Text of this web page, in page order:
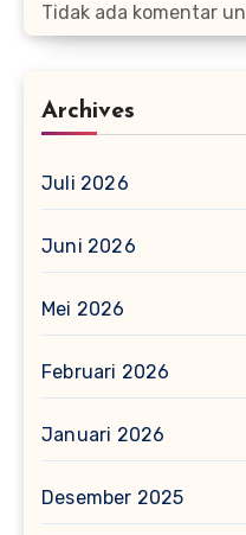
Tidak ada komentar
Archives
Juli 2026
Juni 2026
Mei 2026
Februari 2026
Januari 2026
Desember 2025